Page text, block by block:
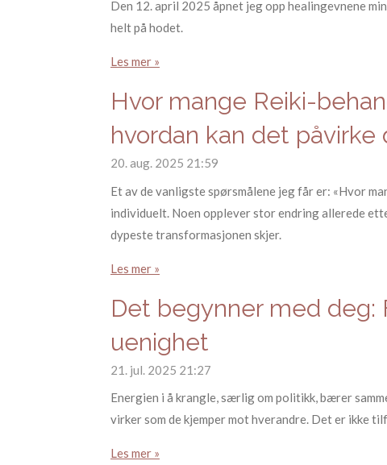
Den 12. april 2025 åpnet jeg opp healingevnene
helt på hodet.
Les mer »
Hvor mange Reiki-
hvordan kan det påvirke
20. aug. 2025 21:59
Et av de vanligste spørsmålene jeg får er: «Hvor
individuelt. Noen opplever stor endring allerede
dypeste transformasjonen skjer.
Les mer »
Det begynner med
uenighet
21. jul. 2025 21:27
Energien i å krangle, særlig om politikk, bærer
virker som de kjemper mot hverandre. Det er ikke
Les mer »